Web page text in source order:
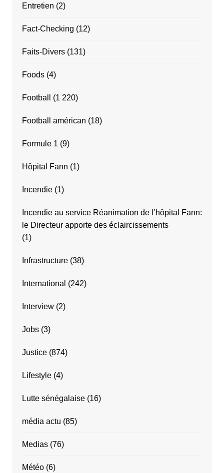
Entretien (2)
Fact-Checking (12)
Faits-Divers(131)
Foods(4)
Football (1 220)
Football américan (18)
Formule 1 (9)
Hôpital Fann (1)
Incendie(1)
Incendie au service Réanimation de l’hôpital Fann:
le Directeur apporte des éclaircissements
(1)
Infrastructure(38)
International (242)
Interview(2)
Jobs(3)
Justice(874)
Lifestyle(4)
Lutte sénégalaise(16)
média actu (85)
Medias(76)
Météo(6)